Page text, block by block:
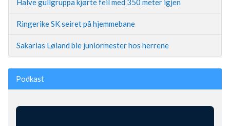
Halve gullgruppa kjørte feil med 350 meter igjen
Ringerike SK seiret på hjemmebane
Sakarias Løland ble juniormester hos herrene
Podkast